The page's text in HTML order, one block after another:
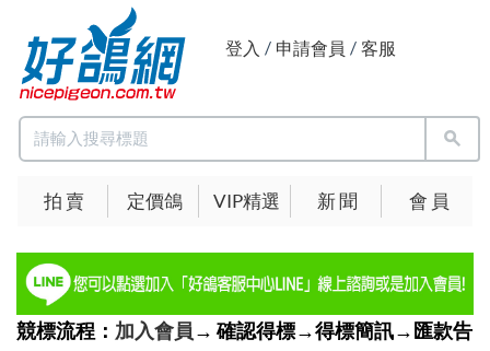
登入 / 申請會員 / 客服
拍 賣 定價鴿 VIP精選 新 聞 會 員
競標流程： 加入會員→ 確認得標→得標簡訊→匯款告